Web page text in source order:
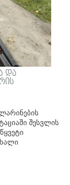
და
შესვლის